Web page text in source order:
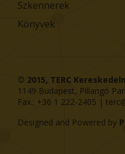
Szkennerek
Könyvek
© 2015, TERC
1149 Budapest, Pillangó
Fax.: +36 1 222-2405 |
Designed and Powered by